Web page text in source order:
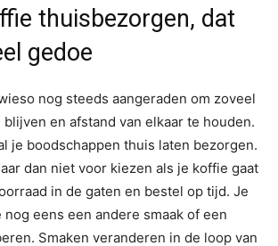
thuisbezorgen, dat
gedoe
nog steeds aangeraden om zoveel
en afstand van elkaar te houden.
je boodschappen thuis laten bezorgen.
dan niet voor kiezen als je koffie gaat
in de gaten en bestel op tijd. Je
nog eens een andere smaak of een
Smaken veranderen in de loop van